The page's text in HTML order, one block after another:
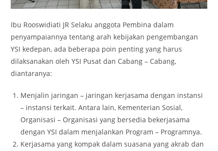
Ibu Rooswidiati JR Selaku anggota Pembina dalam
penyampaiannya tentang arah kebijakan pengembangan
YSI kedepan, ada beberapa poin penting yang harus
dilaksanakan oleh YSI Pusat dan Cabang – Cabang,
diantaranya:
Menjalin jaringan – jaringan kerjasama dengan instansi
– instansi terkait. Antara lain, Kementerian Sosial,
Organisasi – Organisasi yang bersedia bekerjasama
dengan YSI dalam menjalankan Program – Programnya.
Kerjasama yang kompak dalam suasana yang akrab dan